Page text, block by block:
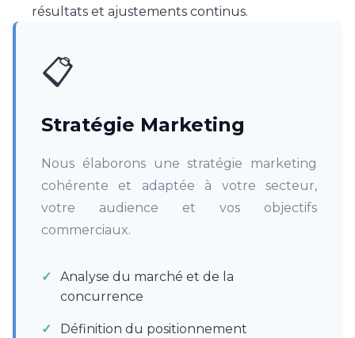
résultats et ajustements continus.
📋
Stratégie Marketing
Nous élaborons une stratégie marketing
cohérente et adaptée à votre secteur,
votre audience et vos objectifs
commerciaux.
Analyse du marché et de la
concurrence
Définition du positionnement